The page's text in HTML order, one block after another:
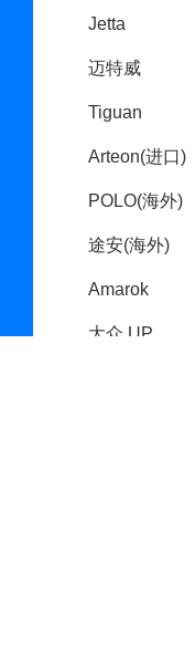
Jetta
迈特威
Tiguan
Arteon(进口)
POLO(海外)
途安(海外)
Amarok
大众 UP